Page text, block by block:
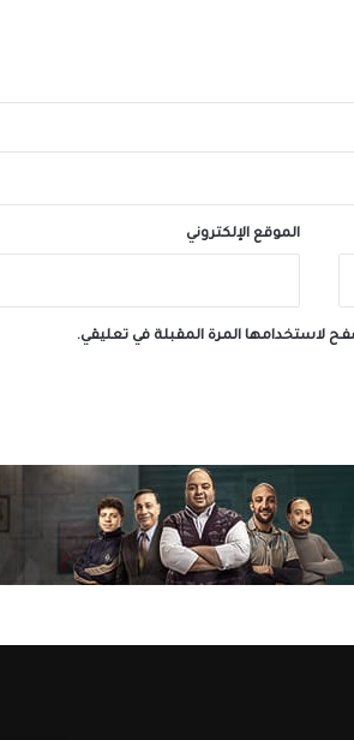
الموقع الإلكتروني
لاستخدامها المرة المقبلة في تعليقي.